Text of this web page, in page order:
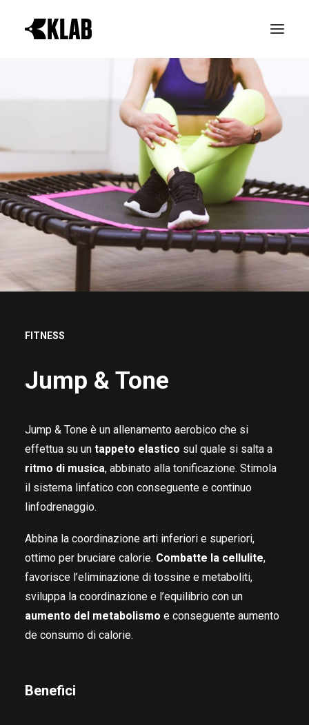
ORARI CORSI
NEWS & EVENTI
CONTATTI
ABBONAMENTI
RICERCA
FITNESS
Jump & Tone
Jump & Tone è un allenamento aerobico che si
effettua su un tappeto elastico sul quale si salta a
ritmo di musica, abbinato alla tonificazione. Stimola
il sistema linfatico con conseguente e continuo
linfodrenaggio.
Abbina la coordinazione arti inferiori e superiori,
ottimo per bruciare calorie. Combatte la cellulite,
favorisce l’eliminazione di tossine e metaboliti,
sviluppa la coordinazione e l’equilibrio con un
aumento del metabolismo e conseguente aumento
de consumo di calorie.
Benefici